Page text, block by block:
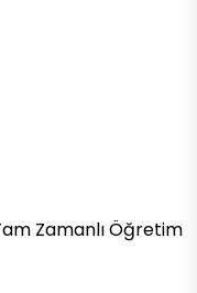
Zamanlı Öğretim